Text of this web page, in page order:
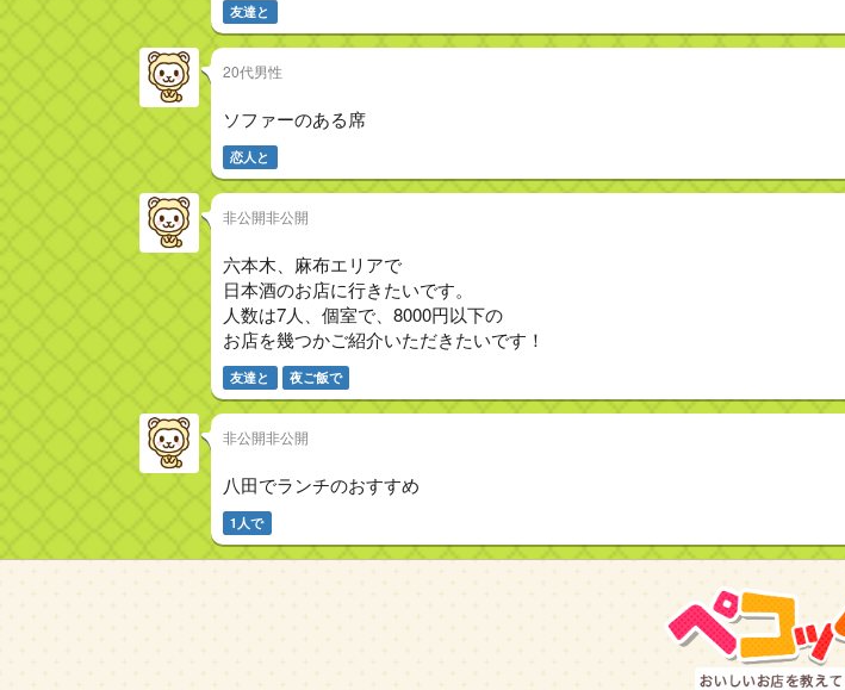
友達と
20代男性
ソファーのある席
恋人と
非公開非公開
六本木、麻布エリアで
日本酒のお店に行きたいです。
人数は7人、個室で、8000円以下の
お店を幾つかご紹介いただきたいです！
友達と 夜ご飯で
非公開非公開
八田でランチのおすすめ
1人で